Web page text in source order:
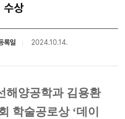
수상
록일
2024.10.14.
해양공학과 김용환
학술공로상 ‘데이